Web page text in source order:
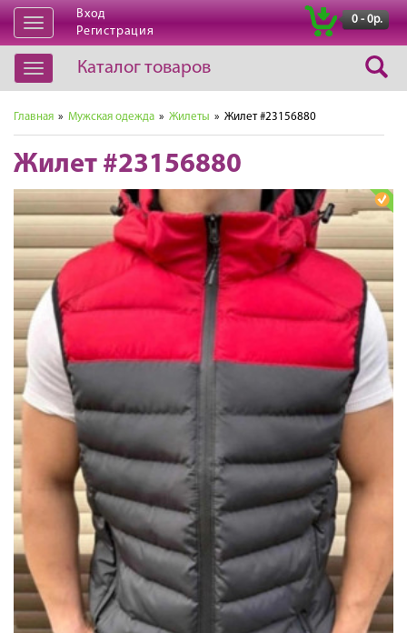
Открыть
навигацию
Вход
Регистрация
0 - 0р.
Открыть
навигацию
Каталог товаров
Главная » Мужская одежда » Жилеты » Жилет #23156880
Жилет #23156880